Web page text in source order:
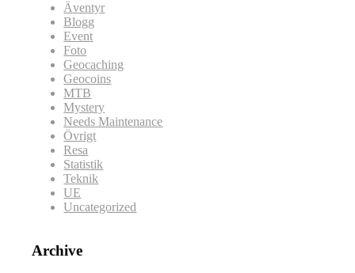
Äventyr
Blogg
Event
Foto
Geocaching
Geocoins
MTB
Mystery
Needs Maintenance
Övrigt
Resa
Statistik
Teknik
UE
Uncategorized
Archive